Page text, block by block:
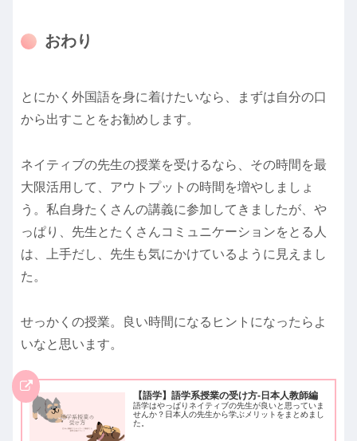
おわり
とにかく外国語を身に着けたいなら、まずは自分の口
から出すことをお勧めします。
ネイティブの先生の授業を受けるなら、その時間を最
大限活用して、アウトプットの時間を増やしましょ
う。私自身たくさんの講義に参加してきましたが、や
っぱり、先生とたくさんコミュニケーションをとる人
は、上手だし、先生も気にかけているように見えまし
た。
せっかくの授業。良い時間になるヒントになったらよ
いなと思います。
【語学】語学系授業の受け方-日本人教師編
語学はやっぱりネイティブの先生が良いと思っていま
せんか？日本人の先生から学ぶメリットをまとめまし
た。